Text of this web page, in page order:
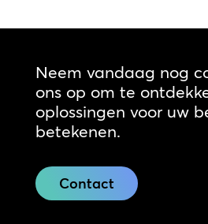
Neem vandaag nog
ons op om te
oplossingen voor uw
betekenen.
Contact